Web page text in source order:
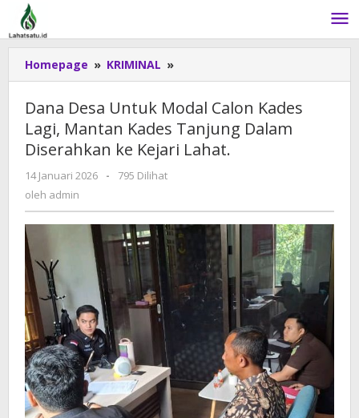
Lewati
konten
Homepage » KRIMINAL »
Desa
Untuk
Modal
Calon
Kades
Tanjung
Dalam
Diserahkan
Kejari
Lahat.
Dana Desa Untuk Modal Calon Kades
Lagi, Mantan Kades Tanjung Dalam
Diserahkan ke Kejari Lahat.
14 Januari 2026
oleh
-
795 Dilihat
oleh admin